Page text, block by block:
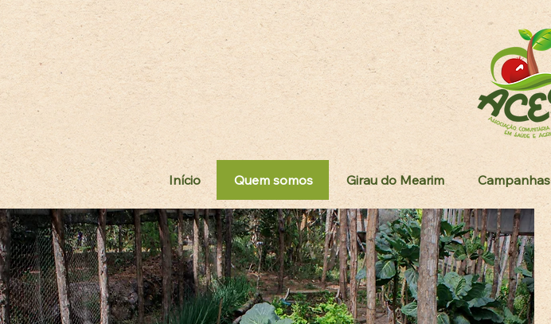
Início Quem somos Girau do Mearim Campanhas